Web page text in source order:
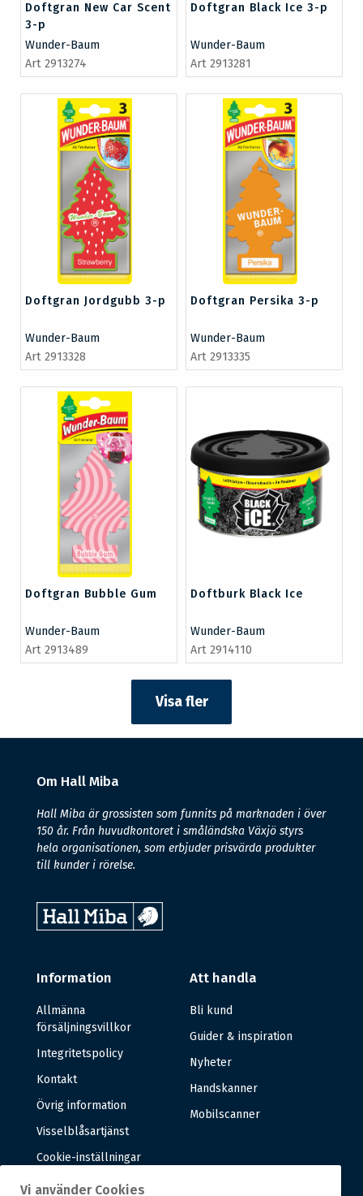
Doftgran New Car Scent
3-p
Wunder-Baum
Art 2913274
Doftgran Black Ice 3-p
Wunder-Baum
Art 2913281
Doftgran Jordgubb 3-p
Wunder-Baum
Art 2913328
Doftgran Persika 3-p
Wunder-Baum
Art 2913335
Doftgran Bubble Gum
Wunder-Baum
Art 2913489
Doftburk Black Ice
Wunder-Baum
Art 2914110
Visa fler
Om Hall Miba
Hall Miba är grossisten som funnits på marknaden i över
150 år. Från huvudkontoret i småländska Växjö styrs
hela organisationen, som erbjuder prisvärda produkter
till kunder i rörelse.
Information
Allmänna
försäljningsvillkor
Integritetspolicy
Kontakt
Övrig information
Visselblåsartjänst
Cookie-inställningar
Att handla
Bli kund
Guider & inspiration
Nyheter
Handskanner
Mobilscanner
Vi använder Cookies